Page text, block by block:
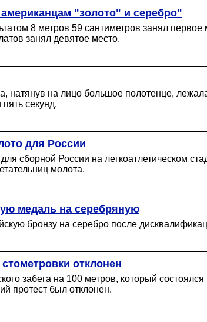
"золото" и серебро"
8 метров 59 сантиметров занял
занял девятое место.
натянув на лицо большое полотенце,
секунд.
для России
сборной России на легкоатлетическом
молота.
медаль на серебряную
бронзу на серебро после
отклонен
забега на 100 метров, который
протест был отклонен.